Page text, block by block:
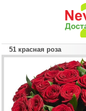
51 красная роза